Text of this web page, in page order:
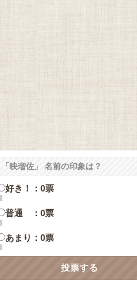
「映瑠佐」 名前の印象は？
好き！：0票
普通 ：0票
あまり：0票